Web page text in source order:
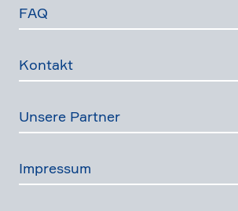
FAQ
Kontakt
Unsere Partner
Impressum